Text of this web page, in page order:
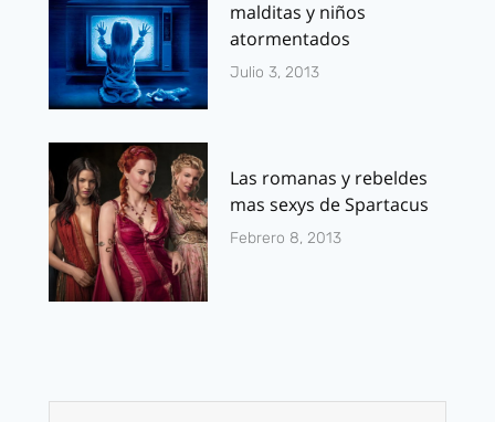
malditas y niños
atormentados
Julio 3, 2013
Las romanas y rebeldes
mas sexys de Spartacus
Febrero 8, 2013